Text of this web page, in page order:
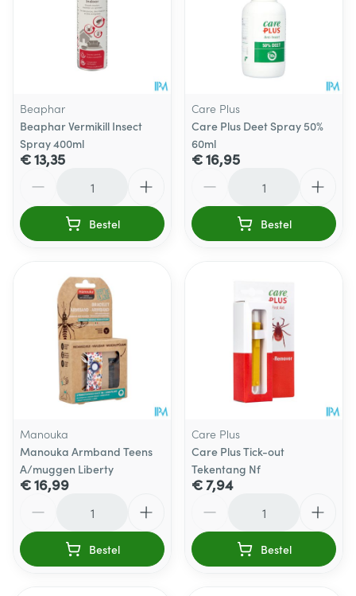
Beaphar
Beaphar Vermikill Insect
Spray 400ml
€ 13,35
Bestel
Care Plus
Care Plus Deet Spray 50%
60ml
€ 16,95
Bestel
Manouka
Manouka Armband Teens
A/muggen Liberty
€ 16,99
Bestel
Care Plus
Care Plus Tick-out
Tekentang Nf
€ 7,94
Bestel